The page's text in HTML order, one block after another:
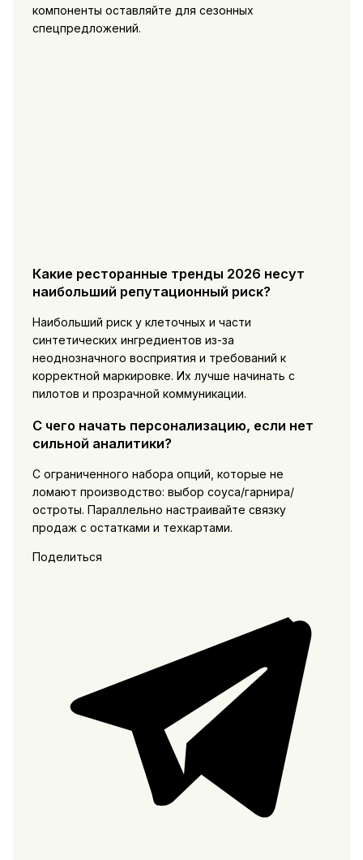
компоненты оставляйте для сезонных
спецпредложений.
Какие ресторанные тренды 2026 несут
наибольший репутационный риск?
Наибольший риск у клеточных и части
синтетических ингредиентов из-за
неоднозначного восприятия и требований к
корректной маркировке. Их лучше начинать с
пилотов и прозрачной коммуникации.
С чего начать персонализацию, если нет
сильной аналитики?
С ограниченного набора опций, которые не
ломают производство: выбор соуса/гарнира/
остроты. Параллельно настраивайте связку
продаж с остатками и техкартами.
Поделиться